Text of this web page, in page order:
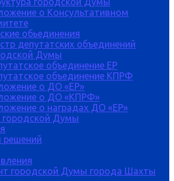
о Консультативном
обьединения
депутатских объединений
Думы
объединение ЕР
объединение КПРФ
о ДО «ЕР»
о ДО «КПРФ»
о наградах ДО «ЕР»
городской Думы
решений
городской Думы города Шахты